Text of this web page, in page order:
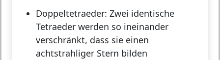
Doppeltetraeder: Zwei identische
Tetraeder werden so ineinander
verschränkt, dass sie einen
achtstrahliger Stern bilden